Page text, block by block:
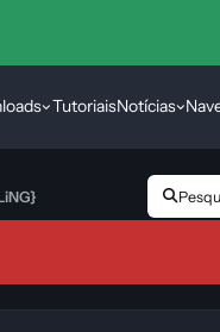
TutoriaisNotícias